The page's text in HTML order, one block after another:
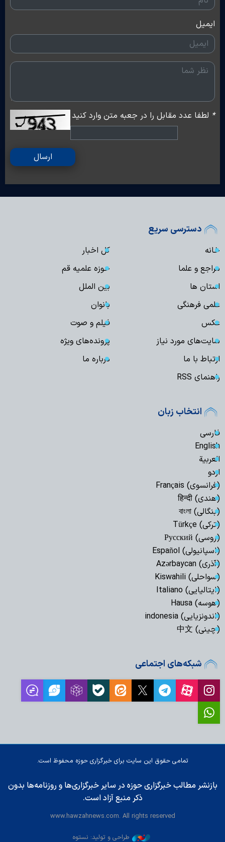
ایمیل
* لطفا عدد مقابل را در جعبه متن وارد کنید
ارسال
دسترسی سریع
خانه
کل اخبار
مراجع و علما
حوزه علمیه قم
استان ها
بین الملل
علمی فرهنگی
بانوان
عکس
فیلم و صوت
سایت‌های مورد نیاز
پرونده‌های ویژه
ارتباط با ما
درباره ما
راهنمای RSS
انتخاب زبان
فارسی
English
العربیة
اردو
(فرانسوی) Français
(هندی) हिन्दी
(بنگالی) বাংলা
(ترکی) Türkçe
(روسی) Русский
(اسپانیولی) Español
(آذری) Azərbaycan
(سواحلی) Kiswahili
(ایتالیایی) Italiano
(هوسه) Hausa
(اندونزیایی) indonesia
(چینی) 中文
شبکه‌های اجتماعی
تمامی حقوق این سایت برای خبرگزاری حوزه محفوظ است.
بازنشر مطالب خبرگزاری حوزه در سایر خبرگزاری‌ها و روزنامه‌ها بدون
ذکر منبع آزاد است.
www.hawzahnews.com. All rights reserved
طراحی و تولید: نستوه